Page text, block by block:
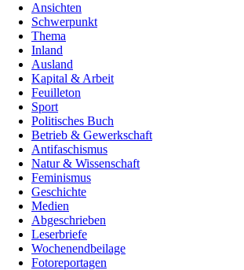
Ansichten
Schwerpunkt
Thema
Inland
Ausland
Kapital & Arbeit
Feuilleton
Sport
Politisches Buch
Betrieb & Gewerkschaft
Antifaschismus
Natur & Wissenschaft
Feminismus
Geschichte
Medien
Abgeschrieben
Leserbriefe
Wochenendbeilage
Fotoreportagen